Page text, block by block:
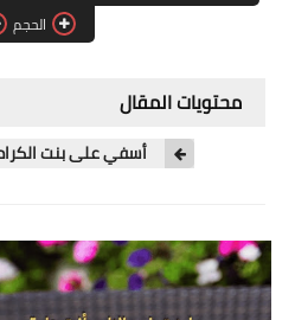
الحجم
محتويات المقال
أسفي على بنت